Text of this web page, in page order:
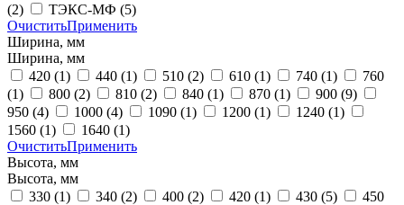
(2)
ТЭКС-МФ (5)
ОчиститьПрименить
Ширина, мм
Ширина, мм
420 (1) 440 (1) 510 (2) 610 (1) 740 (1)
760
(1)
800 (2) 810 (2) 840 (1) 870 (1) 900 (9)
950 (4) 1000 (4) 1090 (1) 1200 (1) 1240 (1)
1560 (1) 1640 (1)
ОчиститьПрименить
Высота, мм
Высота, мм
330 (1) 340 (2) 400 (2) 420 (1) 430 (5)
450